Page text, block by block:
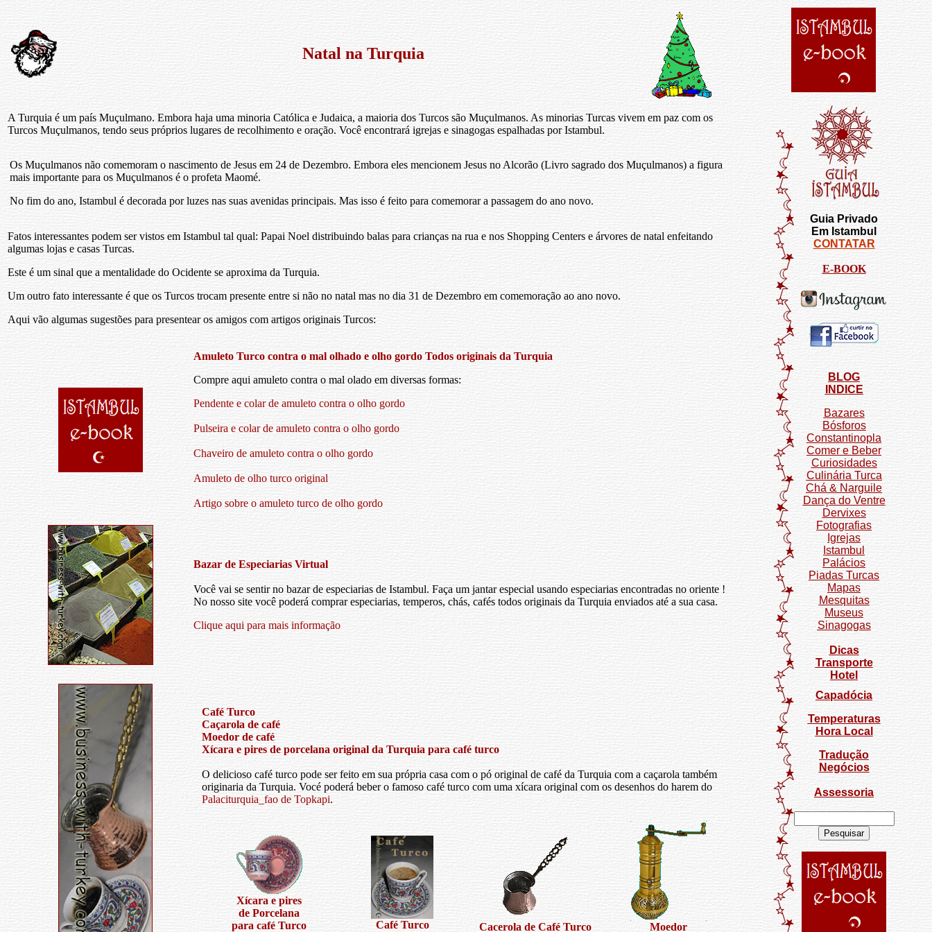
Natal na Turquia
A Turquia é um país Muçulmano. Embora haja uma minoria Católica e Judaica, a maioria dos Turcos são Muçulmanos. As minorias Turcas vivem em paz com os
Turcos Muçulmanos, tendo seus próprios lugares de recolhimento e oração. Você encontrará igrejas e sinagogas espalhadas por Istambul.
Os Muçulmanos não comemoram o nascimento de Jesus em 24 de Dezembro. Embora eles mencionem Jesus no Alcorão (Livro sagrado dos Muçulmanos) a figura
mais importante para os Muçulmanos é o profeta Maomé.
No fim do ano, Istambul é decorada por luzes nas suas avenidas principais. Mas isso é feito para comemorar a passagem do ano novo.
Fatos interessantes podem ser vistos em Istambul tal qual: Papai Noel distribuindo balas para crianças na rua e nos Shopping Centers e árvores de natal enfeitando
algumas lojas e casas Turcas.
Este é um sinal que a mentalidade do Ocidente se aproxima da Turquia.
Um outro fato interessante é que os Turcos trocam presente entre si não no natal mas no dia 31 de Dezembro em comemoração ao ano novo.
Aqui vão algumas sugestões para presentear os amigos com artigos originais Turcos:
Amuleto Turco contra o mal olhado e olho gordo Todos originais da Turquia
Compre aqui amuleto contra o mal olado em diversas formas:
Pendente e colar de amuleto contra o olho gordo
Pulseira e colar de amuleto contra o olho gordo
Chaveiro de amuleto contra o olho gordo
Amuleto de olho turco original
Artigo sobre o amuleto turco de olho gordo
Bazar de Especiarias Virtual
Você vai se sentir no bazar de especiarias de Istambul. Faça um jantar especial usando especiarias encontradas no oriente !
No nosso site você poderá comprar especiarias, temperos, chás, cafés todos originais da Turquia enviados até a sua casa.
Clique aqui para mais informação
Café Turco
Caçarola de café
Moedor de café
Xícara e pires de porcelana original da Turquia para café turco
O delicioso café turco pode ser feito em sua própria casa com o pó original de café da Turquia com a caçarola também
originaria da Turquia. Vocé poderá beber o famoso café turco com uma xícara original com os desenhos do harem do
Palaciturquia_fao de Topkapi.
Xícara e pires
de Porcelana
para café Turco
Café Turco Cacerola de Café Turco Moedor
Guia Privado
Em Istambul
CONTATAR
E-BOOK
BLOG
INDICE
Bazares
Bósforos
Constantinopla
Comer e Beber
Curiosidades
Culinária Turca
Chá & Narguile
Dança do Ventre
Dervixes
Fotografias
Igrejas
Istambul
Palácios
Piadas Turcas
Mapas
Mesquitas
Museus
Sinagogas
Dicas
Transporte
Hotel
Capadócia
Temperaturas
Hora Local
Tradução
Negócios
Assessoria